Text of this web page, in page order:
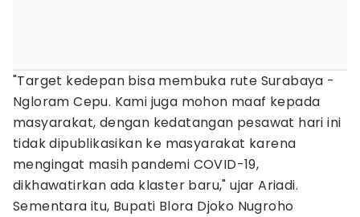
"Target kedepan bisa membuka rute Surabaya -
Ngloram Cepu. Kami juga mohon maaf kepada
masyarakat, dengan kedatangan pesawat hari ini
tidak dipublikasikan ke masyarakat karena
mengingat masih pandemi COVID-19,
dikhawatirkan ada klaster baru," ujar Ariadi.
Sementara itu, Bupati Blora Djoko Nugroho